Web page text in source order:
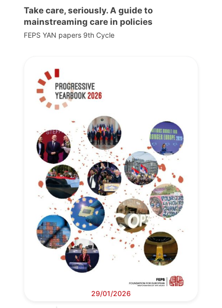
Take care, seriously. A guide to
mainstreaming care in policies
FEPS YAN papers 9th Cycle
29/01/2026